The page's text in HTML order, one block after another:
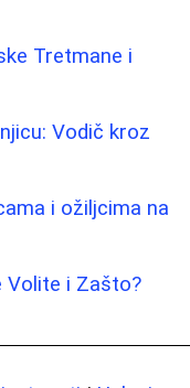
Tretmane i
Vodič kroz
i ožiljcima na
Volite i Zašto?